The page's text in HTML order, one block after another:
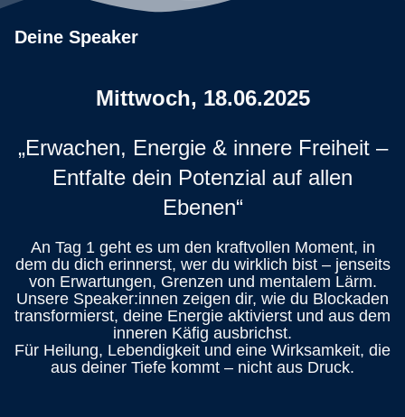
Deine Speaker
Mittwoch, 18.06.2025
„Erwachen, Energie & innere Freiheit –
Entfalte dein Potenzial auf allen
Ebenen“
An Tag 1 geht es um den kraftvollen Moment, in
dem du dich erinnerst, wer du wirklich bist – jenseits
von Erwartungen, Grenzen und mentalem Lärm.
Unsere Speaker:innen zeigen dir, wie du Blockaden
transformierst, deine Energie aktivierst und aus dem
inneren Käfig ausbrichst.
Für Heilung, Lebendigkeit und eine Wirksamkeit, die
aus deiner Tiefe kommt – nicht aus Druck.